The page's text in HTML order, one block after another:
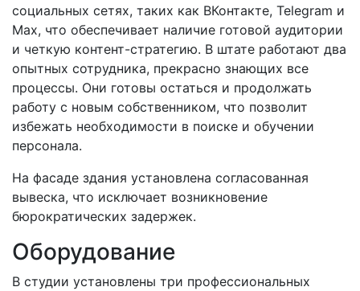
социальных сетях, таких как ВКонтакте, Telegram и
Max, что обеспечивает наличие готовой аудитории
и четкую контент-стратегию. В штате работают два
опытных сотрудника, прекрасно знающих все
процессы. Они готовы остаться и продолжать
работу с новым собственником, что позволит
избежать необходимости в поиске и обучении
персонала.
На фасаде здания установлена согласованная
вывеска, что исключает возникновение
бюрократических задержек.
Оборудование
В студии установлены три профессиональных